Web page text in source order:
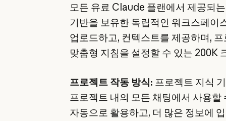
모든 유료 Claude 플랜에서 제공되
기반을 보유한 독립적인 워크스페이
업로드하고, 컨텍스트를 제공하며,
맞춤형 지침을 설정할 수 있는 200K
프로젝트 작동 방식: 프로젝트 지식
프로젝트 내의 모든 채팅에서 사용
자동으로 활용하고, 더 많은 정보에